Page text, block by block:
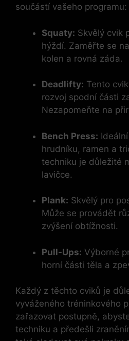
součástí vašeho programu:
Squaty: Skvělý cvik
hýždí. Zaměřte se
kolen a rovná záda.
Deadlifty: Tento
rozvoj spodní části
Nezapomeňte na
Bench Press:
hrudníku, ramen a
techniku je důležité
lavičce.
Plank: Skvělý pro
Může se provádět
zvýšení obtížnosti.
Pull-Ups: Výborné
horní části těla a
Každý z těchto cviků je
vyváženého tréninkového
zařazovat postupně,
techniku a předešli